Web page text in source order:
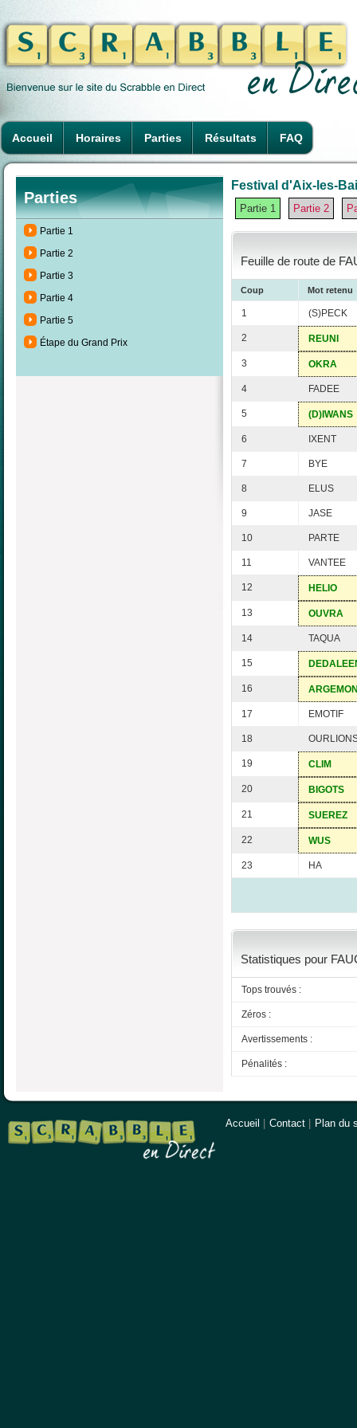
Accueil Horaires Parties Résultats FAQ
Parties
Partie 1
Partie 2
Partie 3
Partie 4
Partie 5
Étape du Grand Prix
Festival d'Aix-les-
Partie 1 Partie 2
Feuille de route de
Coup Mot retenu
1 (S)PECK
2 REUNI
3 OKRA
4 FADEE
5 (D)IWANS
6 IXENT
7 BYE
8 ELUS
9 JASE
10 PARTE
11 VANTEE
12 HELIO
13 OUVRA
14 TAQUA
15
16
17 EMOTIF
18
19 CLIM
20 BIGOTS
21 SUEREZ
22 WUS
23 HA
Statistiques pour
Tops trouvés :
Zéros :
Avertissements :
Pénalités :
Accueil Contact Plan du